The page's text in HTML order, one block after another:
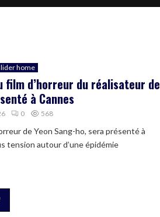
home
film d’horreur du réalisateur de
à Cannes
0 568
de Yeon Sang-ho, sera présenté à
tension autour d’une épidémie